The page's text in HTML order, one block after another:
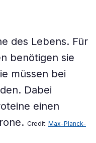
des Lebens. Für
benötigen sie
müssen bei
Dabei
einen
Credit: Max-Planck-